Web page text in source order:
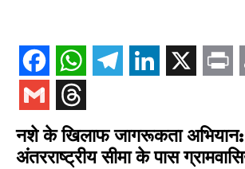
नशे के खिलाफ जागरूकता
अंतरराष्ट्रीय सीमा के पास